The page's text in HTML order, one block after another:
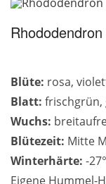
Blüte: rosa,
Blatt: frischgrün,
Wuchs:
Blütezeit: Mitte
Winterhärte: -
Eigene Hummel-